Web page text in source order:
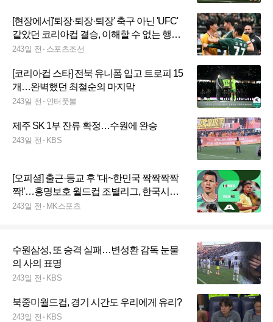
[현장에서]'퇴장·퇴장·퇴장' 축구 아닌 'UFC'
같았던 코리아컵 결승, 이해할 수 없는 행동
과 이해할 수 있는 마음
243일 전 스포츠조선
[코리아컵 스타] 전북 유니폼 입고 트로피 15
개…완벽했던 최철순의 마지막
243일 전 인터풋볼
제주 SK 1부 잔류 확정…수원에 완승
243일 전 KBS
[오피셜] 출근·등교 후 ‘대~한민국 짝짝짝짝
짝!’…홍명보호 월드컵 조별리그, 한국시간
오전 10~11시 킥오프
243일 전 MK스포츠
수원삼성, 또 승격 실패…변성환 감독 눈물
의 사의 표명
243일 전 KBS
북중미월드컵, 경기 시간도 우리에게 유리?
243일 전 KBS